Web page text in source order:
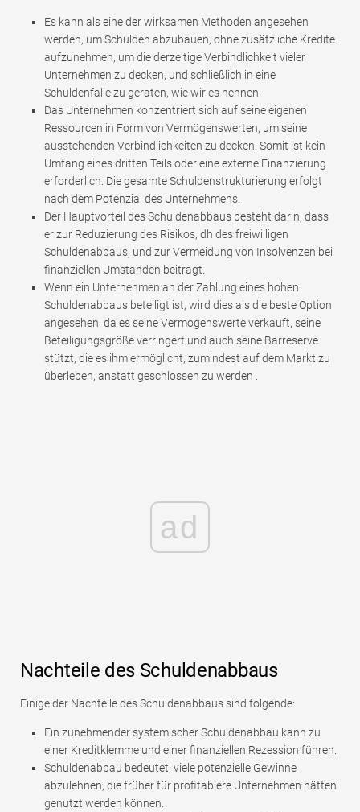
Es kann als eine der wirksamen Methoden angesehen
werden, um Schulden abzubauen, ohne zusätzliche Kredite
aufzunehmen, um die derzeitige Verbindlichkeit vieler
Unternehmen zu decken, und schließlich in eine
Schuldenfalle zu geraten, wie wir es nennen.
Das Unternehmen konzentriert sich auf seine eigenen
Ressourcen in Form von Vermögenswerten, um seine
ausstehenden Verbindlichkeiten zu decken. Somit ist kein
Umfang eines dritten Teils oder eine externe Finanzierung
erforderlich. Die gesamte Schuldenstrukturierung erfolgt
nach dem Potenzial des Unternehmens.
Der Hauptvorteil des Schuldenabbaus besteht darin, dass
er zur Reduzierung des Risikos, dh des freiwilligen
Schuldenabbaus, und zur Vermeidung von Insolvenzen bei
finanziellen Umständen beiträgt.
Wenn ein Unternehmen an der Zahlung eines hohen
Schuldenabbaus beteiligt ist, wird dies als die beste Option
angesehen, da es seine Vermögenswerte verkauft, seine
Beteiligungsgröße verringert und auch seine Barreserve
stützt, die es ihm ermöglicht, zumindest auf dem Markt zu
überleben, anstatt geschlossen zu werden .
ad
Nachteile des Schuldenabbaus
Einige der Nachteile des Schuldenabbaus sind folgende:
Ein zunehmender systemischer Schuldenabbau kann zu
einer Kreditklemme und einer finanziellen Rezession führen.
Schuldenabbau bedeutet, viele potenzielle Gewinne
abzulehnen, die früher für profitablere Unternehmen hätten
genutzt werden können.